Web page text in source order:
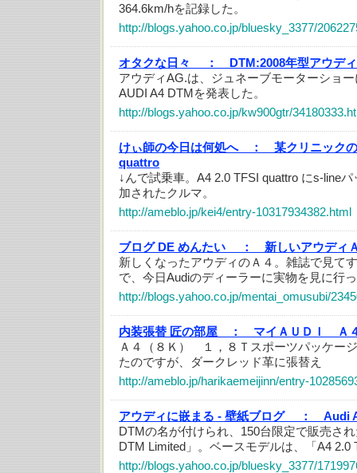
364.6km/hを記録した。
http://blogs.yahoo.co.jp/bluesky_3377/
オタクな日々 ：
DTM:2008年型アウデ
アウディAG.は、ジュネーブモーターショ
AUDI A4 DTMを発表した。
http://blogs.yahoo.co.jp/kw900gtr/
けぃ師の今日は何処へ ：
某クリニック
quattro
↓んで試乗車。A4 2.0 TFSI quattro にs-line
加されたクルマ。
http://ameblo.jp/kei4/entry-10317934382.html
ブログ DE めんたい ：
新しいアウディ
新しくなったアウディのＡ４。雑誌で見て
で、今日Audiのディーラーに実物を見に行
http://blogs.yahoo.co.jp/mentai_omusubi/
内装張替 匠の部屋 ：
マイＡＵＤＩ Ａ
Ａ４（８Ｋ） １，８Ｔスポーツパッケー
たのですが、ダークレッド革に張替え
http://ameblo.jp/harikaemeijinn/entry-
アウディに嵌まる - 壁紙ブログ ：
Audi
DTMの名が付けられ、150台限定で販売さ
DTM Limited」。ベースモデルは、「A4 2.0
http://blogs.yahoo.co.jp/bluesky_3377/